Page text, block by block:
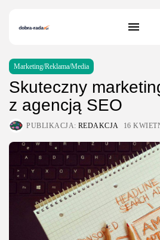
Marketing/Reklama/Media
Skuteczny
z agencją SEO
PUBLIKACJA: REDAKCJA 16